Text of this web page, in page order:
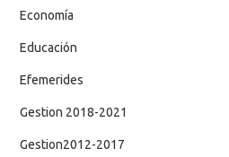
Economía
Educación
Efemerides
Gestion 2018-2021
Gestion2012-2017